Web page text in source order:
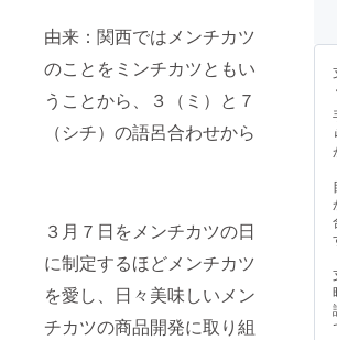
由来：関西ではメンチカツ
のことをミンチカツともい
うことから、３（ミ）と７
（シチ）の語呂合わせから
３月７日をメンチカツの日
に制定するほどメンチカツ
を愛し、日々美味しいメン
チカツの商品開発に取り組